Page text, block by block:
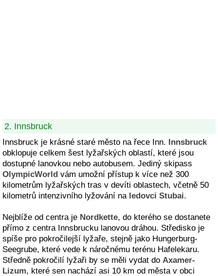
2. Innsbruck
Innsbruck je krásné staré město na řece Inn. Innsbruck
obklopuje celkem šest lyžařských oblastí, které jsou
dostupné lanovkou nebo autobusem. Jediný skipass
OlympicWorld vám umožní přístup k více než 300
kilometrům lyžařských tras v devíti oblastech, včetně 50
kilometrů intenzivního lyžování na ledovci Stubai.
Nejblíže od centra je Nordkette, do kterého se dostanete
přímo z centra Innsbrucku lanovou dráhou. Středisko je
spíše pro pokročilejší lyžaře, stejně jako Hungerburg-
Seegrube, které vede k náročnému terénu Hafelekaru.
Středně pokročilí lyžaři by se měli vydat do Axamer-
Lizum, které sen nachází asi 10 km od města v obci